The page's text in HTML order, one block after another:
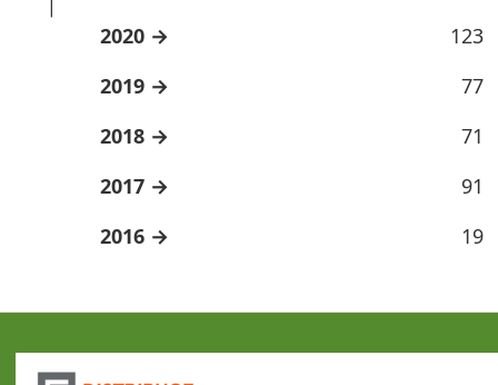
2020
123
2019
77
2018
71
2017
91
2016
19